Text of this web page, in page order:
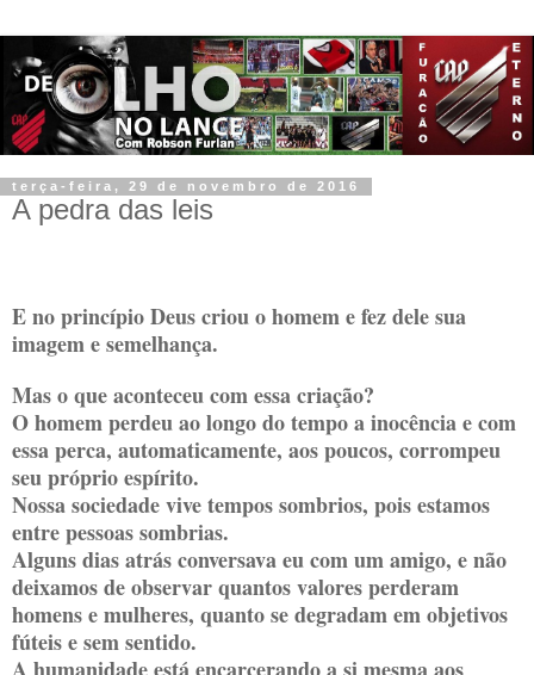
terça-feira, 29 de novembro de 2016
A pedra das leis
E no princípio Deus criou o homem e fez dele sua
imagem e semelhança.
Mas o que aconteceu com essa criação?
O homem perdeu ao longo do tempo a inocência e com
essa perca, automaticamente, aos poucos, corrompeu
seu próprio espírito.
Nossa sociedade vive tempos sombrios, pois estamos
entre pessoas sombrias.
Alguns dias atrás conversava eu com um amigo, e não
deixamos de observar quantos valores perderam
homens e mulheres, quanto se degradam em objetivos
fúteis e sem sentido.